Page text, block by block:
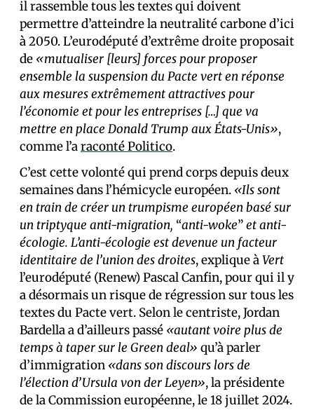
il rassemble tous les textes qui doivent
permettre d’atteindre la neutralité carbone d’ici
à 2050. L’eurodéputé d’extrême droite proposait
de «mutualiser [leurs] forces pour proposer
ensemble la suspension du Pacte vert en réponse
aux mesures extrêmement attractives pour
l’économie et pour les entreprises […] que va
mettre en place Donald Trump aux États-Unis»,
comme l’araconté Politico.
C’est cette volonté qui prend corps depuis deux
semaines dans l’hémicycle européen. «Ils sont
en train de créer un trumpisme européen basé sur
un triptyque anti-migration, “anti-woke”et anti-
écologie. L’anti-écologie est devenue un facteur
identitaire de l’union des droites, explique àVert
l’eurodéputé (Renew) Pascal Canfin, pour qui il y
a désormais un risque de régression sur tous les
textes du Pacte vert. Selon le centriste, Jordan
Bardella a d’ailleurs passé «autant voire plus de
temps à taper sur le Green deal» qu’à parler
d’immigration «dans son discours lors de
l’élection d’Ursula von der Leyen», la présidente
de la Commission européenne, le 18 juillet 2024.